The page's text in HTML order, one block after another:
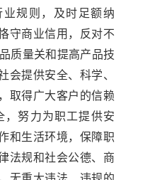
规则，及时足额纳
守商业信用，反对不
质量关和提高产品技
会提供安全、科学、
取得广大客户的信赖
，努力为职工提供安
和生活环境，保障职
法规和社会公德、商